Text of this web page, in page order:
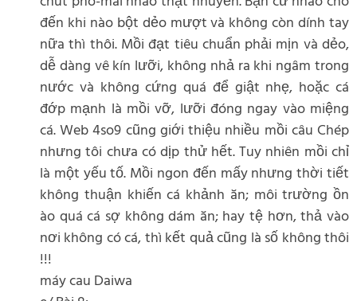
đến khi nào bột dẻo mượt và không còn dính tay
nữa thì thôi. Mồi đạt tiêu chuẩn phải mịn và dẻo,
dễ dàng vê kín lưỡi, không nhả ra khi ngâm trong
nước và không cứng quá để giật nhẹ, hoặc cá
đớp mạnh là mồi vỡ, lưỡi đóng ngay vào miệng
cá. Web 4so9 cũng giới thiệu nhiều mồi câu Chép
nhưng tôi chưa có dịp thử hết. Tuy nhiên mồi chỉ
là một yếu tố. Mồi ngon đến mấy nhưng thời tiết
không thuận khiến cá khảnh ăn; môi trường ồn
ào quá cá sợ không dám ăn; hay tệ hơn, thả vào
nơi không có cá, thì kết quả cũng là số không thôi
!!!
máy cau Daiwa